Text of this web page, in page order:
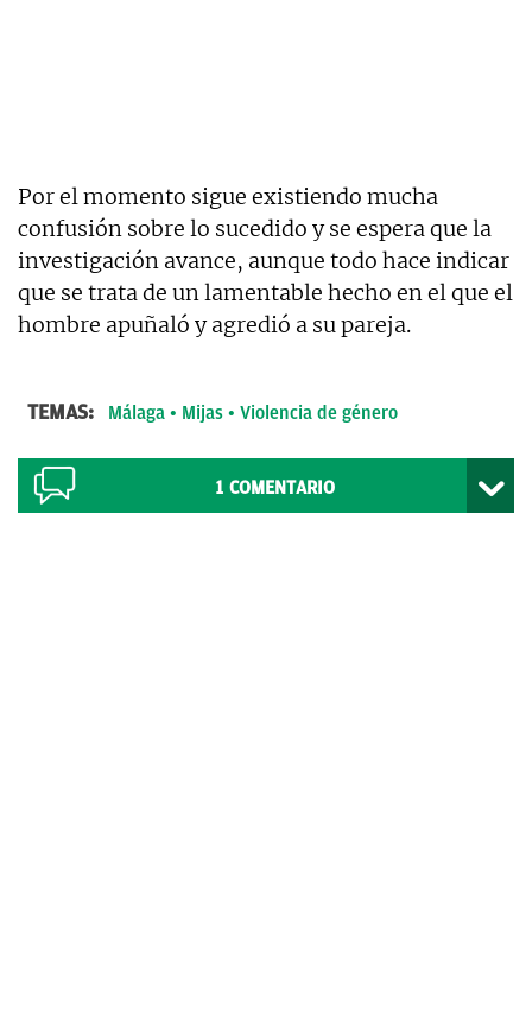
Por el momento sigue existiendo mucha
confusión sobre lo sucedido y se espera que la
investigación avance, aunque todo hace indicar
que se trata de un lamentable hecho en el que el
hombre apuñaló y agredió a su pareja.
TEMAS: Málaga Mijas Violencia de género
1 COMENTARIO